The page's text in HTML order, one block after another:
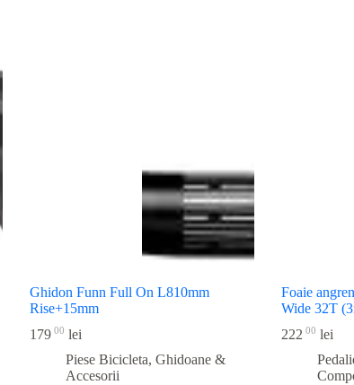
Ghidon Funn Full On L810mm
Rise+15mm
17900 lei
Piese Bicicleta, Ghidoane &
Accesorii
Foaie
Wide 32T
222 00 lei